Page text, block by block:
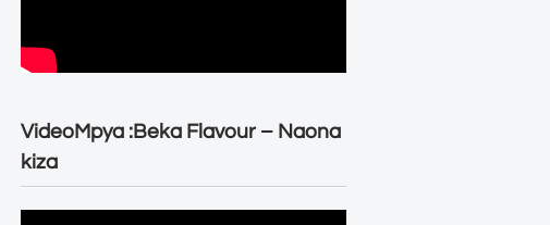
VideoMpya :Beka Flavour – Naona
kiza